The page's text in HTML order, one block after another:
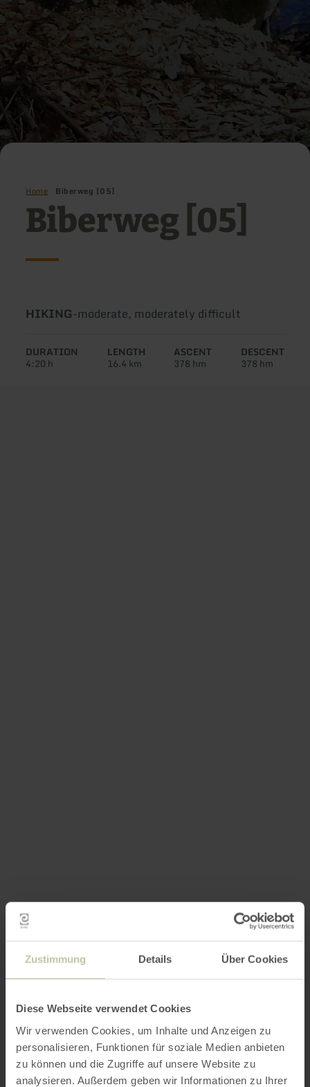
Zustimmung Details Über Cookies
Diese Webseite verwendet Cookies
Wir verwenden Cookies, um Inhalte und Anzeigen zu
personalisieren, Funktionen für soziale Medien anbieten
zu können und die Zugriffe auf unsere Website zu
analysieren. Außerdem geben wir Informationen zu Ihrer
Home Biberweg [05]
Biberweg [05]
Type
tour:
HIKING-Difficulty:
moderate, moderately difficult
DURATION
4:20 h
LENGTH
16.4 km
ASCENT
378 hm
DESCENT
378 hm